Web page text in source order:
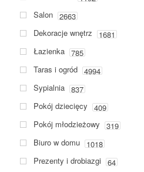
Salon 2663
Dekoracje wnętrz
1681
Łazienka 785
Taras i ogród 4994
Sypialnia 837
Pokój dziecięcy
409
Pokój młodzieżowy
319
Biuro w domu 1018
Prezenty i drobiazgi
64